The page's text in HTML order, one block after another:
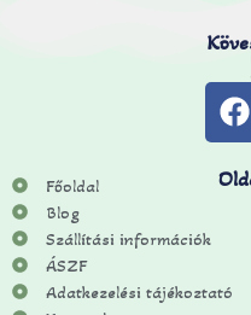
Főoldal
Blog
Szállítási információk
ÁSZF
Adatkezelési tájékoztató